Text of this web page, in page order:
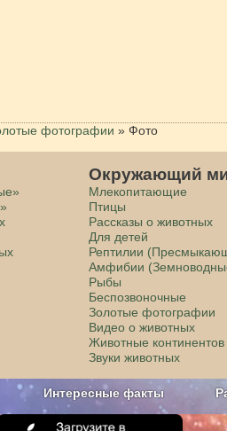
фотографии » Фото
Окружающий
Млекопитающие
Птицы
Рассказы о животных
Для детей
Рептилии
Амфибии
Рыбы
Беспозвоночные
Золотые фотографии
Видео о животных
Животные континентов
Звуки животных
Интересные факты
рекламы